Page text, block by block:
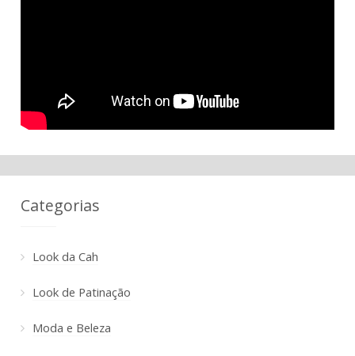
Categorias
Look da Cah
Look de Patinação
Moda e Beleza